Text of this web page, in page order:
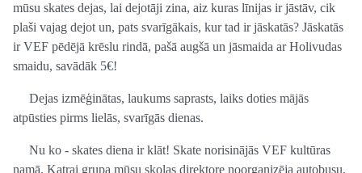
mūsu skates dejas, lai dejotāji zina, aiz kuras līnijas ir jāstāv, cik
plaši vajag dejot un, pats svarīgākais, kur tad ir jāskatās? Jāskatās
ir VEF pēdējā krēslu rindā, pašā augšā un jāsmaida ar Holivudas
smaidu, savādāk 5€!
Dejas izmēģinātas, laukums saprasts, laiks doties mājās
atpūsties pirms lielās, svarīgās dienas.
Nu ko - skates diena ir klāt! Skate norisinājās VEF kultūras
namā. Katrai grupa mūsu skolas direktore noorganizēja autobusu,